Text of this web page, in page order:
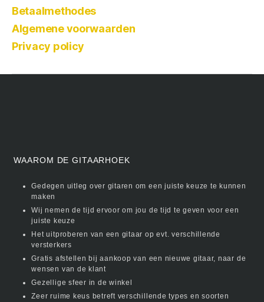
Betaalmethodes
Algemene voorwaarden
Privacy policy
WAAROM DE GITAARHOEK
Gedegen uitleg over gitaren om een juiste keuze te kunnen
maken
Wij nemen de tijd ervoor om jou de tijd te geven voor een
juiste keuze
Het uitproberen van een gitaar op evt. verschillende
versterkers
Gratis afstellen bij aankoop van een nieuwe gitaar, naar de
wensen van de klant
Gezellige sfeer in de winkel
Zeer ruime keus betreft verschillende types en soorten